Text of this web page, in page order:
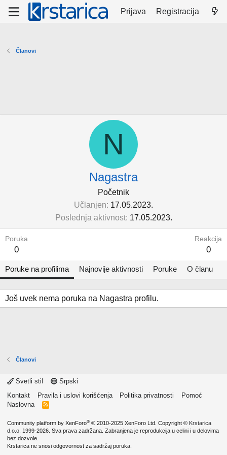
Prijava Registracija
Članovi
N
Nagastra
Početnik
Učlanjen 17.05.2023.
Poslednja aktivnost 17.05.2023.
Poruka
0
Reakcija
0
Poruke na profilima Najnovije aktivnosti Poruke O članu
Još uvek nema poruka na Nagastra profilu.
Članovi
Svetli stil
Srpski
Kontakt
Pravila i uslovi korišćenja Politika privatnosti
Pomoć
Naslovna
R
Community platform by XenForo® © 2010-2025 XenForo Ltd. Copyright © Krstarica
d.o.o. 1999-2026. Sva prava zadržana. Zabranjena je reprodukcija u celini i u delovima
bez dozvole.
Krstarica ne snosi odgovornost za sadržaj poruka.